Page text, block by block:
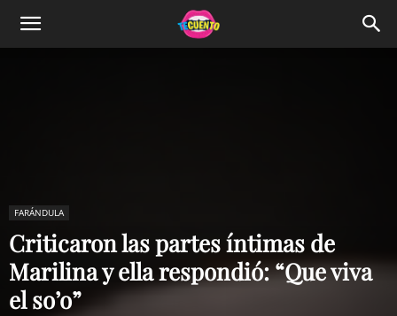
FARÁNDULA
Criticaron las partes íntimas de
Marilina y ella respondió: “Que viva
el so’o”